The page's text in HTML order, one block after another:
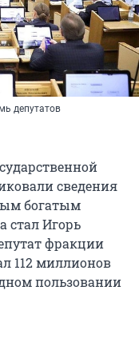
депутатов
сведения
богатым
стал Игорь
фракции
112 миллионов
пользовании